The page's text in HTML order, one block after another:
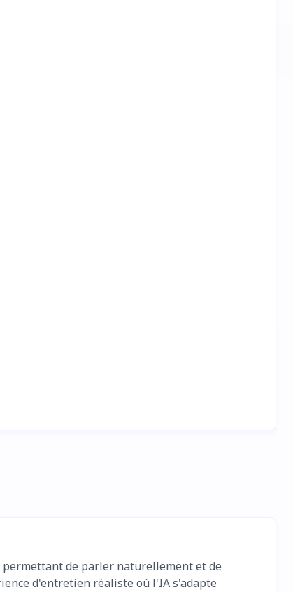
de parler naturellement et de
d'entretien réaliste où l'IA s'adapte